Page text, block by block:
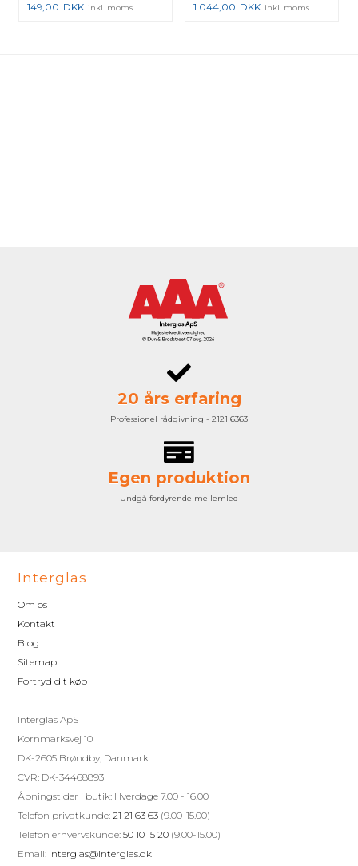
149,00 DKK inkl. moms 1.044,00 DKK inkl. moms
20 års erfaring
Professionel rådgivning - 2121 6363
Egen produktion
Undgå fordyrende mellemled
Interglas
Om os
Kontakt
Blog
Sitemap
Fortryd dit køb
Interglas ApS
Kornmarksvej 10
DK-2605 Brøndby, Danmark
CVR: DK-34468893
Åbningstider i butik: Hverdage 7.00 - 16.00
Telefon privatkunde:21 21 63 63 (9.00-15.00)
Telefon erhvervskunde:50 10 15 20 (9.00-15.00)
Email: interglas@interglas.dk